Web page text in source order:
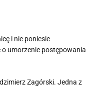
i nie poniesie
umorzenie postępowania
Zagórski. Jedna z